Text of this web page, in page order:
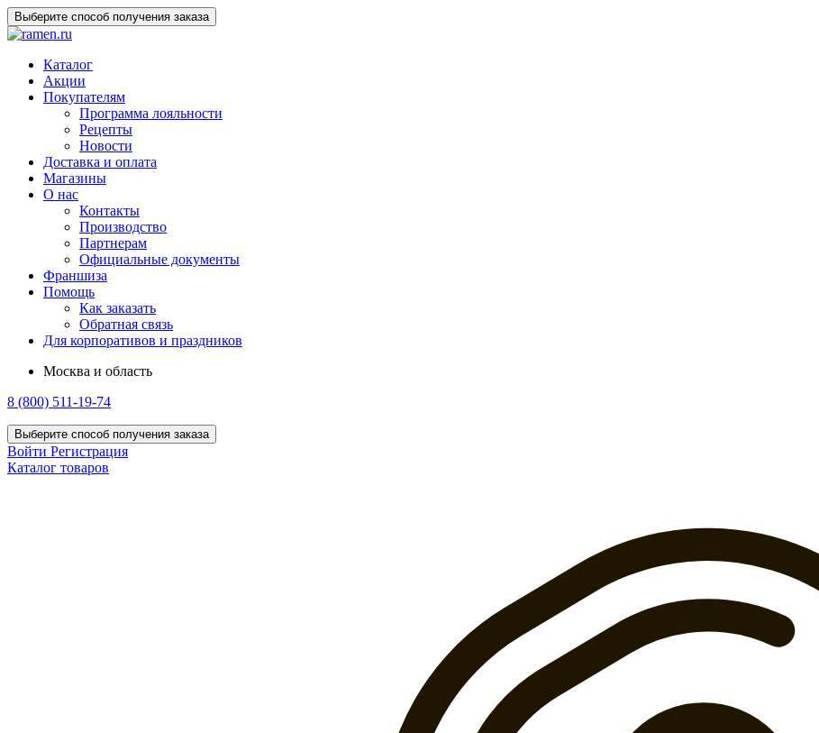
Выберите способ получения заказа
Каталог
Акции
Покупателям
Программа лояльности
Рецепты
Новости
Доставка и оплата
Магазины
О нас
Контакты
Производство
Партнерам
Официальные документы
Франшиза
Помощь
Как заказать
Обратная связь
Для корпоративов и праздников
Москва и область
8 (800) 511-19-74
Выберите способ получения заказа
Войти Регистрация
Каталог товаров